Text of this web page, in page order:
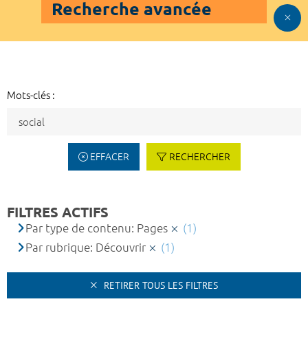
Recherche avancée
Mots-clés :
EFFACER RECHERCHER
FILTRES ACTIFS
Par type de contenu: Pages
(1)
Par rubrique: Découvrir
(1)
RETIRER TOUS LES FILTRES